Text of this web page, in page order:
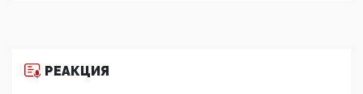
11:53, 09 Июня 2026
РЕАКЦИЯ